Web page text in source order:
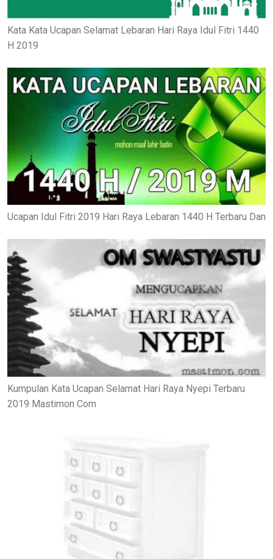
Kata Kata Ucapan Selamat Lebaran Hari Raya Idul Fitri 1440
H 2019
Ucapan Idul Fitri 2019 Hari Raya Lebaran 1440 H Terbaru Dan
Kumpulan Kata Ucapan Selamat Hari Raya Nyepi Terbaru
2019 Mastimon Com